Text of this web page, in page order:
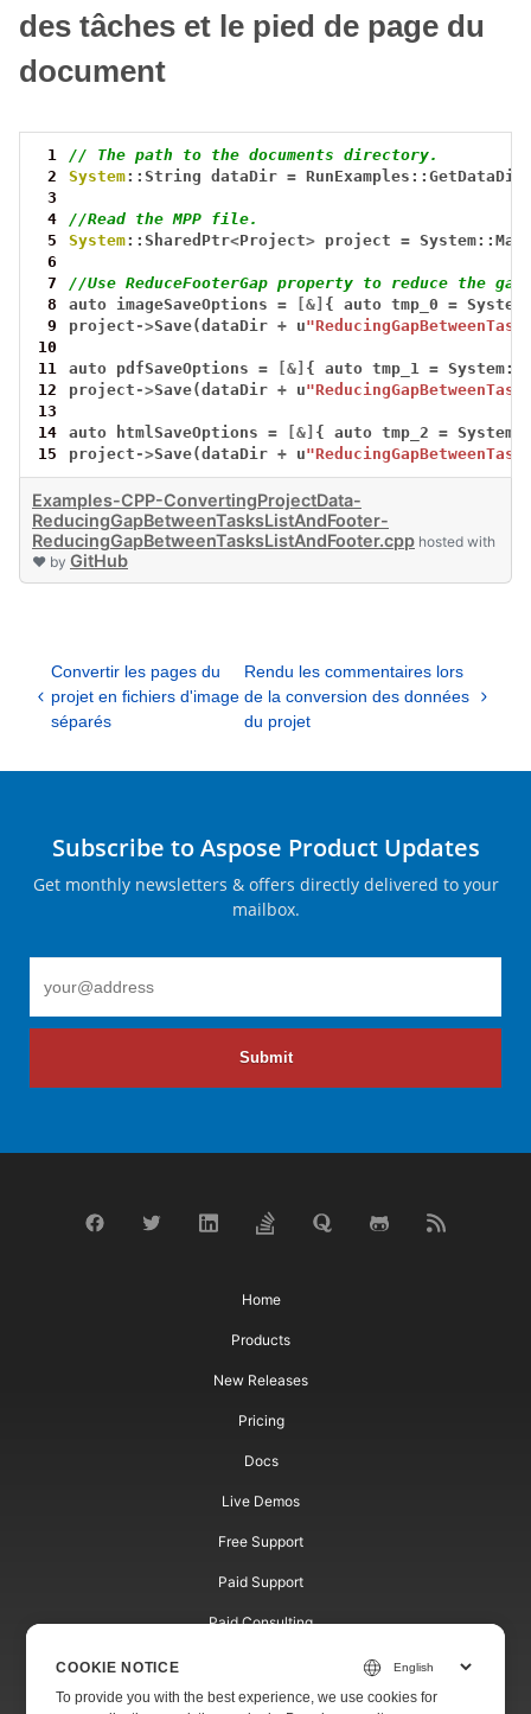
des tâches et le pied de page du
document
1
// The path to the documents directory.
2
System::String dataDir =
3
4
//Read the MPP file.
5
System::SharedPtr<Project> project =
6
7
//Use ReduceFooterGap property to reduce the
8
auto imageSaveOptions = [&] { auto tmp_0 =
9
project ->Save(dataDir + u
10
11
auto pdfSaveOptions = [&] { auto tmp_1 =
12
project ->Save(dataDir + u
13
14
auto htmlSaveOptions = [&] { auto tmp_2 =
15
project ->Save(dataDir + u
Examples-CPP-ConvertingProjectData-
ReducingGapBetweenTasksListAndFooter-
ReducingGapBetweenTasksListAndFooter.cpp hosted with
❤ by GitHub
Convertir les pages du
projet en fichiers d'image
séparés
Rendu les commentaires lors
de la conversion des données
du projet
Subscribe to Aspose Product Updates
Get monthly newsletters & offers directly delivered to your
mailbox.
Submit
Home
Products
New Releases
Pricing
Docs
Live Demos
Free Support
Paid Support
Paid Consulting
Websites
COOKIE NOTICE
To provide you with the best experience, we use cookies for